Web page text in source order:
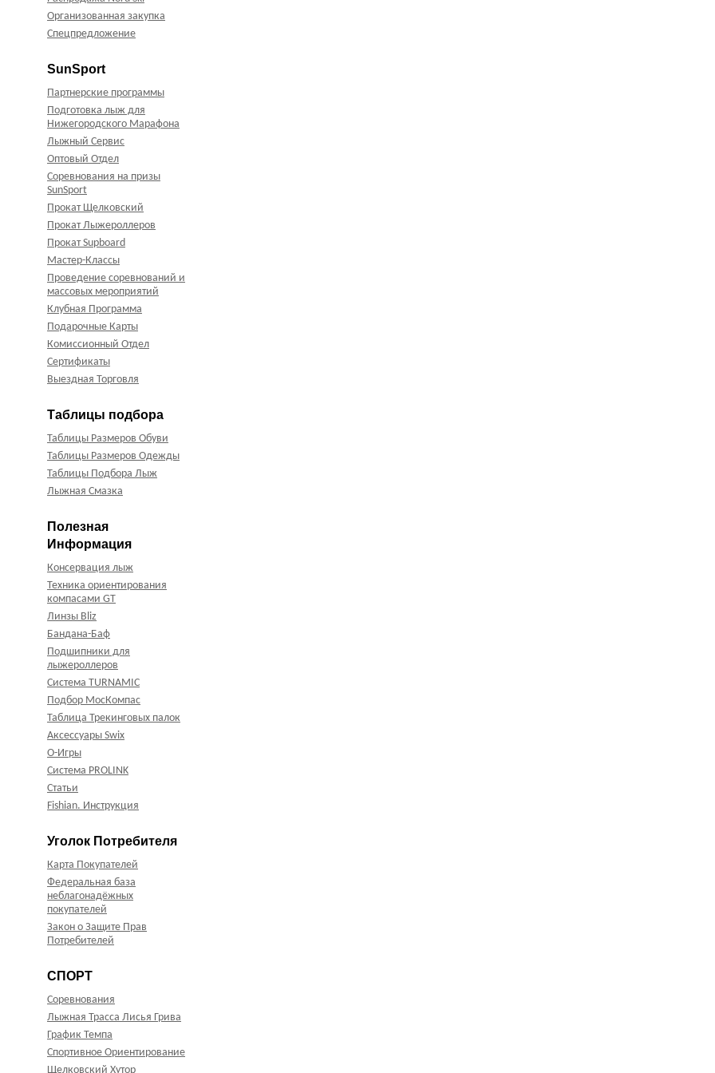
Организованная закупка
Спецпредложение
SunSport
Партнерские программы
Подготовка лыж для
Нижегородского Марафона
Лыжный Сервис
Оптовый Отдел
Соревнования на призы
SunSport
Прокат Щелковский
Прокат Лыжероллеров
Прокат Supboard
Мастер-Классы
Проведение соревнований и
массовых мероприятий
Клубная Программа
Подарочные Карты
Комиссионный Отдел
Сертификаты
Выездная Торговля
Таблицы подбора
Таблицы Размеров Обуви
Таблицы Размеров Одежды
Таблицы Подбора Лыж
Лыжная Смазка
Полезная
Информация
Консервация лыж
Техника ориентирования
компасами GT
Линзы Bliz
Бандана-Баф
Подшипники для
лыжероллеров
Система TURNAMIC
Подбор МосКомпас
Таблица Трекинговых палок
Аксессуары Swix
О-Игры
Система PROLINK
Статьи
Fishian. Инструкция
Уголок Потребителя
Карта Покупателей
Федеральная база
неблагонадёжных
покупателей
Закон о Защите Прав
Потребителей
СПОРТ
Соревнования
Лыжная Трасса Лисья Грива
График Темпа
Спортивное Ориентирование
Щелковский Хутор